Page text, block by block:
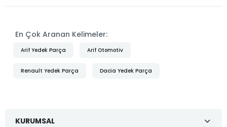
En Çok Aranan Kelimeler:
Arif Yedek Parça Arif Otomotiv
Renault Yedek Parça Dacia Yedek Parça
KURUMSAL